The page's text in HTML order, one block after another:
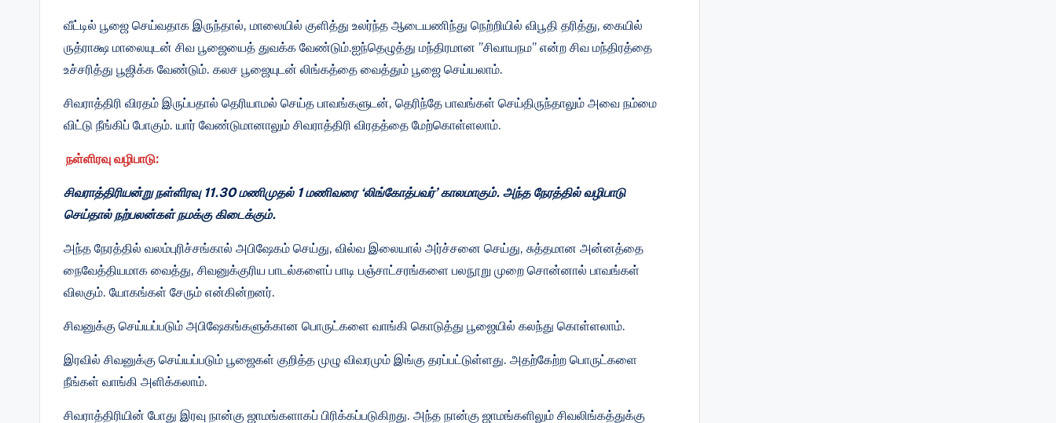
வீ‌ட்டி‌ல் பூஜை செ‌ய்வதாக இரு‌ந்தா‌ல், மாலையில் குளித்து உலர்ந்த ஆடையணிந்து நெற்றியில் விபூதி தரித்து, கையில்
ருத்ராக்ஷ மாலையுடன் சிவ பூஜையை‌த் துவ‌க்க வே‌ண்டு‌ம்.ஐந்தெழுத்து மந்திரமான ”சிவாயநம” என்ற சிவ மந்திரத்தை
உச்சரித்து பூஜிக்க வேண்டும். கலச பூஜையுடன் லிங்கத்தை வைத்தும் பூஜை செய்யலாம்.
சிவராத்திரி விரதம் இருப்பதால் தெரியாமல் செய்த பாவங்களுடன், தெரிந்தே பாவங்கள் செய்திருந்தாலும் அவை நம்மை
விட்டு நீங்கிப் போகும். யார் வேண்டுமானாலும் சிவராத்திரி விரதத்தை மேற்கொள்ளலாம்.
நள்ளிரவு வழிபாடு:
சிவராத்திரியன்று நள்ளிரவு 11.30 மணிமுதல் 1 மணிவரை ‘லிங்கோத்பவர்’ காலமாகும். அந்த நேரத்தில் வழிபாடு
செய்தால் நற்பலன்கள் நமக்கு கிடைக்கும்.
அந்த நேரத்தில் வலம்புரிச்சங்கால் அபிஷேகம் செய்து, வில்வ இலையால் அர்ச்சனை செய்து, சுத்தமான அன்னத்தை
நைவேத்தியமாக வைத்து, சிவனுக்குரிய பாடல்களைப் பாடி பஞ்சாட்சரங்களை பலநூறு முறை சொன்னால் பாவங்கள்
விலகும். யோகங்கள் சேரும் என்கின்றனர்.
சிவனு‌க்கு செ‌ய்ய‌ப்படு‌ம் அ‌பிஷேக‌ங்களு‌க்கான பொரு‌ட்களை வா‌ங்‌கி கொடு‌‌த்து பூஜை‌யி‌ல் கல‌ந்து கொ‌ள்ளலா‌ம்.
இர‌வி‌ல் ‌சிவனு‌க்கு செ‌ய்ய‌ப்படு‌ம் பூஜைக‌ள் கு‌றி‌த்த முழு ‌விவர‌மு‌ம் இ‌ங்கு தர‌ப்ப‌ட்டு‌ள்ளது. அத‌ற்கே‌ற்ற பொரு‌ட்களை
‌நீ‌ங்க‌ள் வா‌ங்‌கி அ‌ளி‌க்கலா‌ம்.
சிவராத்திரியின் போது இரவு நான்கு ஜாமங்களாகப் பிரிக்கப்படுகிறது. அந்த நான்கு ஜாமங்களிலும் சிவலிங்கத்துக்கு